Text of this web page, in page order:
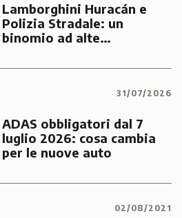
Lamborghini Huracán e
Polizia Stradale: un
binomio ad alte
emergenze dei cittadini
31/07/2026
ADAS obbligatori dal 7
luglio 2026: cosa cambia
per le nuove auto
02/08/2021